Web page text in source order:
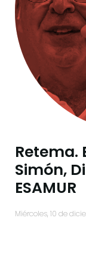
Retema.
Simón,
ESAMUR
miércoles, 10 de